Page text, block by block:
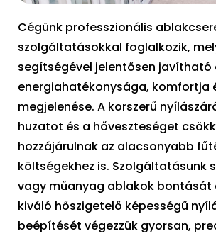
Cégünk professzionális
szolgáltatásokkal foglalkozik,
segítségével jelentősen
energiahatékonysága, komfortja
megjelenése. A korszerű
huzatot és a hőveszteséget
hozzájárulnak az alacsonyabb
költségekhez is. Szolgáltatásunk
vagy műanyag ablakok bontását
kiváló hőszigetelő képességű
beépítését végezzük gyorsan,